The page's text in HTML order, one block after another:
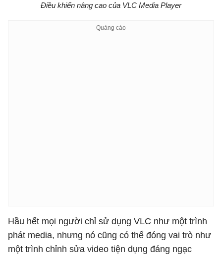
Điều khiển nâng cao của VLC Media Player
Hầu hết mọi người chỉ sử dụng VLC như một trình
phát media, nhưng nó cũng có thể đóng vai trò như
một trình chỉnh sửa video tiện dụng đáng ngạc